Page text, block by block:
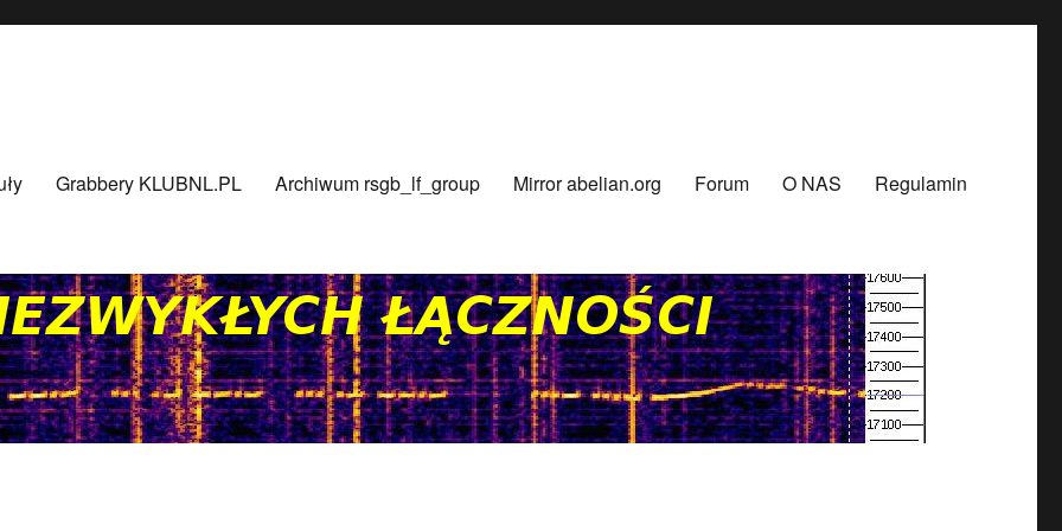
Grabbery KLUBNL.PL Archiwum rsgb_lf_group Mirror abelian.org Forum O NAS Regulamin